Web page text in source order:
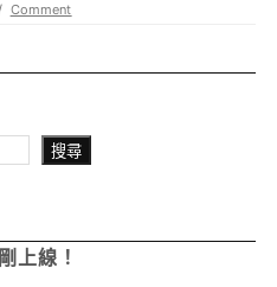
Comment
搜尋
上線！